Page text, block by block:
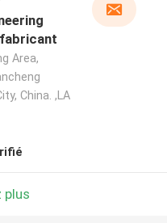
Area,
China. ,LA
plus